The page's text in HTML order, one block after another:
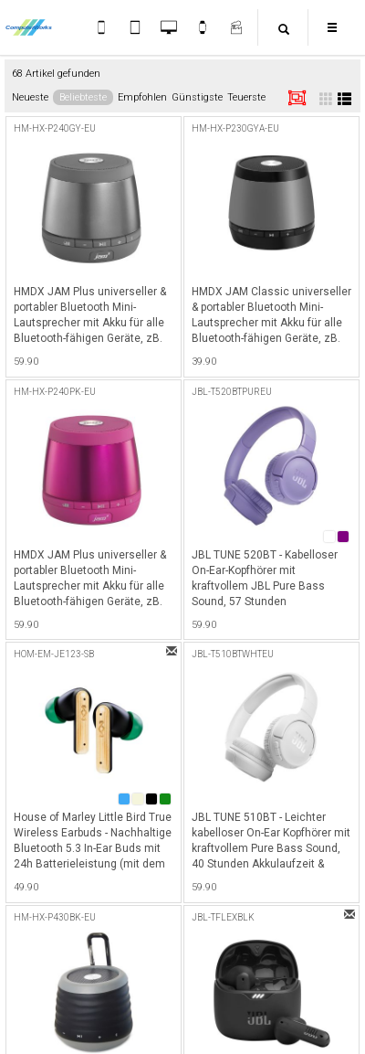
68 Artikel gefunden
Neueste Beliebteste Empfohlen Günstigste Teuerste
HM-HX-P240GY-EU
HMDX JAM Plus universeller &
portabler Bluetooth Mini-
Lautsprecher mit Akku für alle
Bluetooth-fähigen Geräte, zB.
59.90
HM-HX-P230GYA-EU
HMDX JAM Classic universeller
& portabler Bluetooth Mini-
Lautsprecher mit Akku für alle
Bluetooth-fähigen Geräte, zB.
39.90
HM-HX-P240PK-EU
HMDX JAM Plus universeller &
portabler Bluetooth Mini-
Lautsprecher mit Akku für alle
Bluetooth-fähigen Geräte, zB.
59.90
JBL-T520BTPUREU
JBL TUNE 520BT - Kabelloser
On-Ear-Kopfhörer mit
kraftvollem JBL Pure Bass
Sound, 57 Stunden
Violett
59.90
HOM-EM-JE123-SB
House of Marley Little Bird True
Wireless Earbuds - Nachhaltige
Bluetooth 5.3 In-Ear Buds mit
24h Batterieleistung (mit dem
Signature Black
49.90
JBL-T510BTWHTEU
JBL TUNE 510BT - Leichter
kabelloser On-Ear Kopfhörer mit
kraftvollem Pure Bass Sound,
40 Stunden Akkulaufzeit &
59.90
HM-HX-P430BK-EU JBL-TFLEXBLK